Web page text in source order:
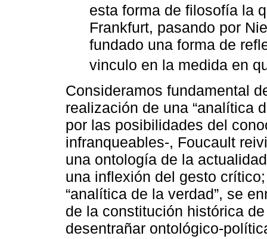
esta forma de filosofía la
Frankfurt, pasando por
fundado una forma de
vinculo en la medida en
Consideramos fundamental
realización de una “analítica
por las posibilidades del
infranqueables-, Foucault
una ontología de la
una inflexión del gesto
“analítica de la verdad”, se
de la constitución histórica
desentrañar ontológico-